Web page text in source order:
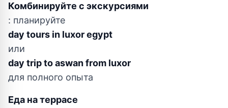
Комбинируйте с экскурсиями
: планируйте
day tours in luxor egypt
или
day trip to aswan from luxor
для полного опыта
Еда на террасе